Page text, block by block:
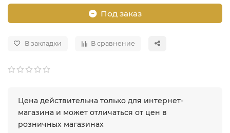
Под заказ
В закладки В сравнение
Цена действительна только для интернет-
магазина и может отличаться от цен в
розничных магазинах